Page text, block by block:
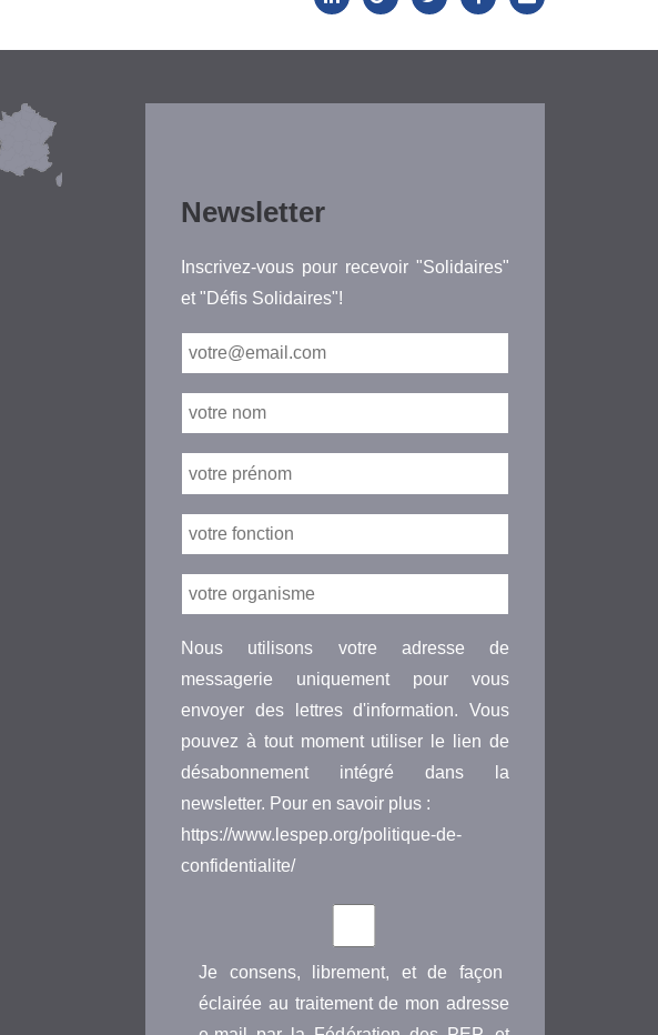
Newsletter
Inscrivez-vous pour recevoir "Solidaires"
et "Défis Solidaires"!
Nous utilisons votre adresse de
messagerie uniquement pour vous
envoyer des lettres d'information. Vous
pouvez à tout moment utiliser le lien de
désabonnement intégré dans la
newsletter. Pour en savoir plus :
https://www.lespep.org/politique-de-
confidentialite/
Je consens, librement, et de façon
éclairée au traitement de mon adresse